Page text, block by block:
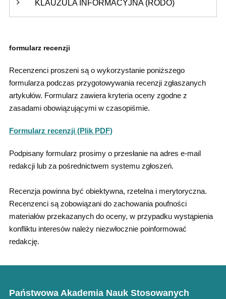
KLAUZULA INFORMACYJNA (RODO)
formularz recenzji
Recenzenci proszeni są o wykorzystanie poniższego
formularza podczas przygotowywania recenzji zgłaszanych
artykułów. Formularz zawiera kryteria oceny zgodne z
zasadami obowiązującymi w czasopiśmie.
Formularz recenzji (Plik PDF)
Podpisany formularz prosimy o przesłanie na adres e-mail
redakcji lub za pośrednictwem systemu zgłoszeń.
Recenzja powinna być obiektywna, rzetelna i merytoryczna.
Recenzenci są zobowiązani do zachowania poufności
materiałów przekazanych do oceny, w przypadku wystąpienia
konfliktu interesów należy niezwłocznie poinformować
redakcję.
Państwowa Akademia Nauk Stosowanych